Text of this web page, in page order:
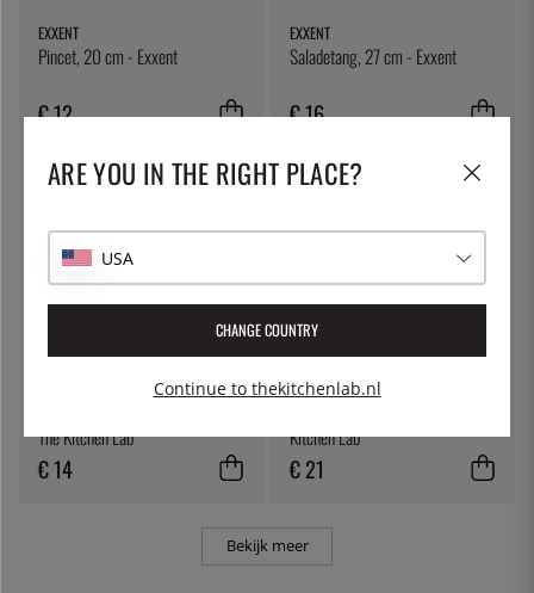
EXXENT
Pincet, 20 cm - Exxent
€ 12
EXXENT
Saladetang, 27 cm - Exxent
€ 16
The Kitchen Lab
€ 14
THE KITCHEN LAB
Kitchen Lab
€ 21
Bekijk meer
ARE YOU IN THE RIGHT PLACE?
USA
CHANGE COUNTRY
Continue to thekitchenlab.nl